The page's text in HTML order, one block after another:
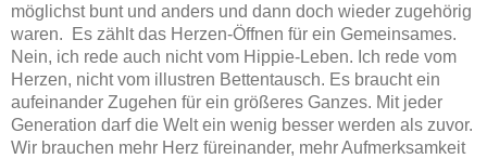
möglichst bunt und anders und dann doch wieder zugehörig
waren. Es zählt das Herzen-Öffnen für ein Gemeinsames.
Nein, ich rede auch nicht vom Hippie-Leben. Ich rede vom
Herzen, nicht vom illustren Bettentausch. Es braucht ein
aufeinander Zugehen für ein größeres Ganzes. Mit jeder
Generation darf die Welt ein wenig besser werden als zuvor.
Wir brauchen mehr Herz füreinander, mehr Aufmerksamkeit